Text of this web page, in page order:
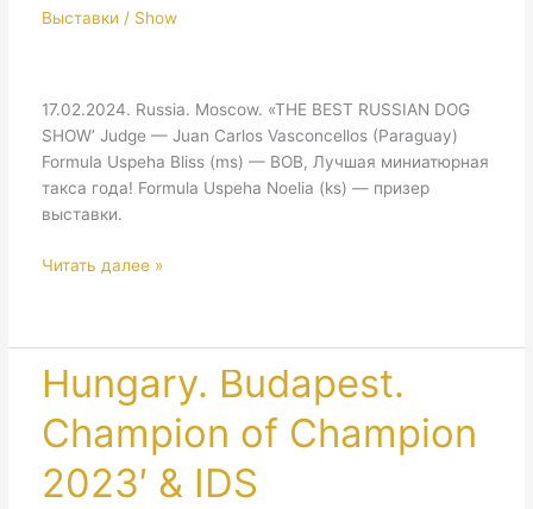
Продан
Выставки / Show
17.02.2024. Russia. Moscow. «THE BEST RUSSIAN DOG
SHOW’ Judge — Juan Carlos Vasconcellos (Paraguay)
Formula Uspeha Bliss (ms) — BOB, Лучшая миниатюрная
такса года! Formula Uspeha Noelia (ks) — призер
выставки.
THE
SHOW
Читать далее »
Hungary. Budapest.
Champion of Champion
2023′ & IDS